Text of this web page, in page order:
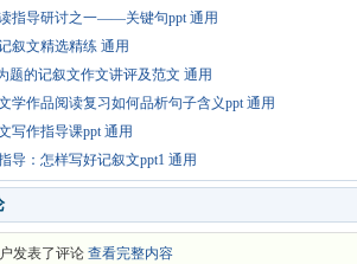
指导研讨之一——关键句ppt 通用
叙文精选精练 通用
题的记叙文作文讲评及范文 通用
学作品阅读复习如何品析句子含义ppt 通用
写作指导课ppt 通用
导：怎样写好记叙文ppt1 通用
发表了评论 查看完整内容